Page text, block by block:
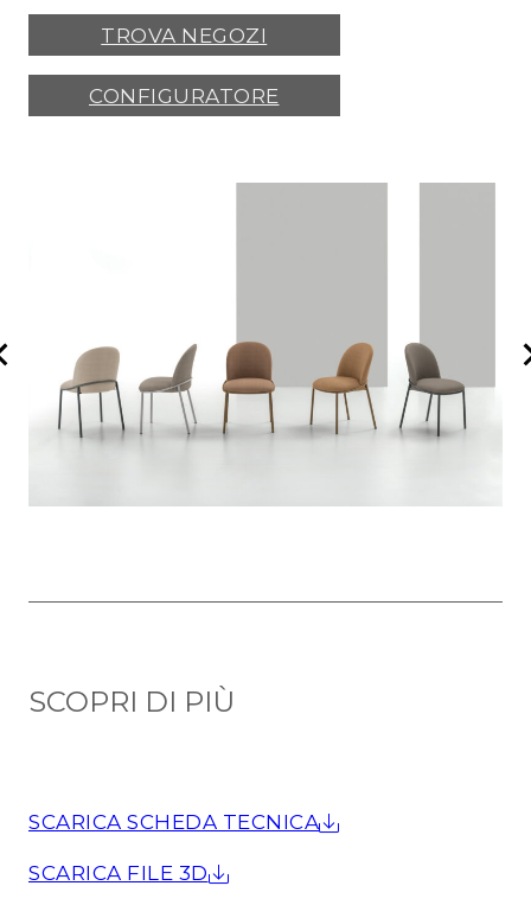
TROVA NEGOZI
CONFIGURATORE
SCOPRI DI PIÙ
SCARICA SCHEDA TECNICA
SCARICA FILE 3D